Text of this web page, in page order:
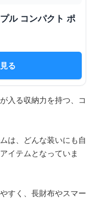
ル コンパクト ポ
る
入る収納力を持つ、コ
は、どんな装いにも自
イテムとなっていま
すく、長財布やスマー